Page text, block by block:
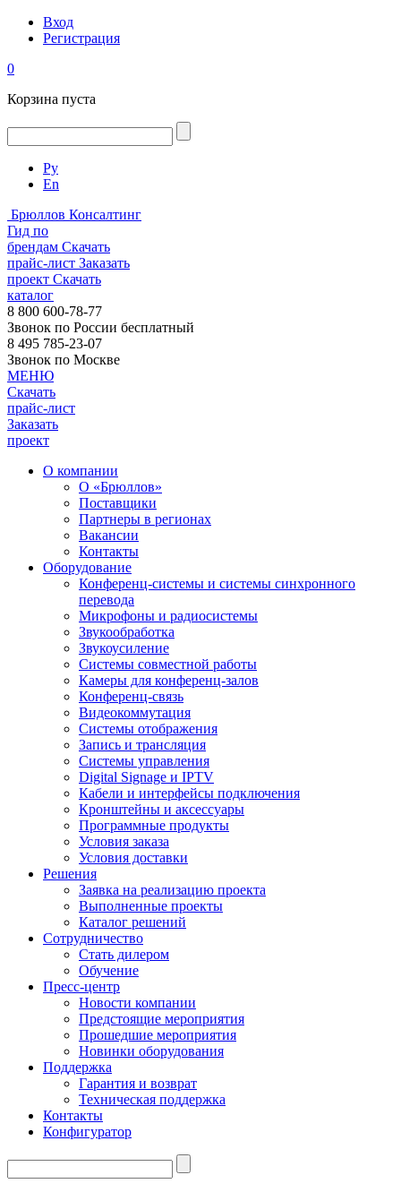
Вход
Регистрация
0
Корзина пуста
Ру
En
Брюллов Консалтинг
Гид по
брендам Скачать
прайс-лист Заказать
проект Скачать
каталог
8 800 600-78-77
Звонок по России бесплатный
8 495 785-23-07
Звонок по Москве
МЕНЮ
Скачать
прайс-лист
Заказать
проект
О компании
О «Брюллов»
Поставщики
Партнеры в регионах
Вакансии
Контакты
Оборудование
Конференц-системы и системы синхронного
перевода
Микрофоны и радиосистемы
Звукообработка
Звукоусиление
Системы совместной работы
Камеры для конференц-залов
Конференц-связь
Видеокоммутация
Системы отображения
Запись и трансляция
Системы управления
Digital Signage и IPTV
Кабели и интерфейсы подключения
Кронштейны и аксессуары
Программные продукты
Условия заказа
Условия доставки
Решения
Заявка на реализацию проекта
Выполненные проекты
Каталог решений
Сотрудничество
Стать дилером
Обучение
Пресс-центр
Новости компании
Предстоящие мероприятия
Прошедшие мероприятия
Новинки оборудования
Поддержка
Гарантия и возврат
Техническая поддержка
Контакты
Конфигуратор